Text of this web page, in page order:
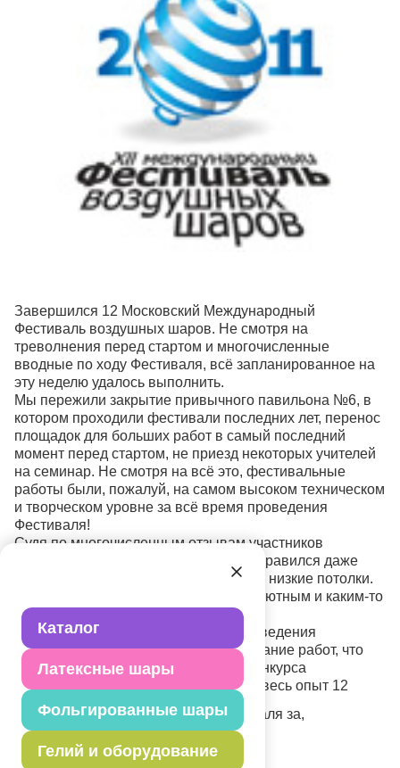
Каталог
Латексные шары
Фольгированные шары
Гелий и оборудование
Завершился 12 Московский Международный
Фестиваль воздушных шаров. Не смотря на
треволнения перед стартом и многочисленные
вводные по ходу Фестиваля, всё запланированное на
эту неделю удалось выполнить.
Мы пережили закрытие привычного павильона №6, в
котором проходили фестивали последних лет, перенос
площадок для больших работ в самый последний
момент перед стартом, не приезд некоторых учителей
на семинар. Не смотря на всё это, фестивальные
работы были, пожалуй, на самом высоком техническом
и творческом уровне за всё время проведения
Фестиваля!
Судя по многочисленным отзывам участников
соревнования, 4 зал 2 павильона понравился даже
больше. И это не смотря на довольно низкие потолки.
Просторный, светлый, он показался уютным и каким-то
домашним.
В этом году был изменён график проведения
Фестиваля. Увеличено время на создание работ, что
тоже было встречено участниками конкурса
благосклонно. Разумеется, мы учтём весь опыт 12
Благодарим всех участников Фестиваля за,
превосходные работы.